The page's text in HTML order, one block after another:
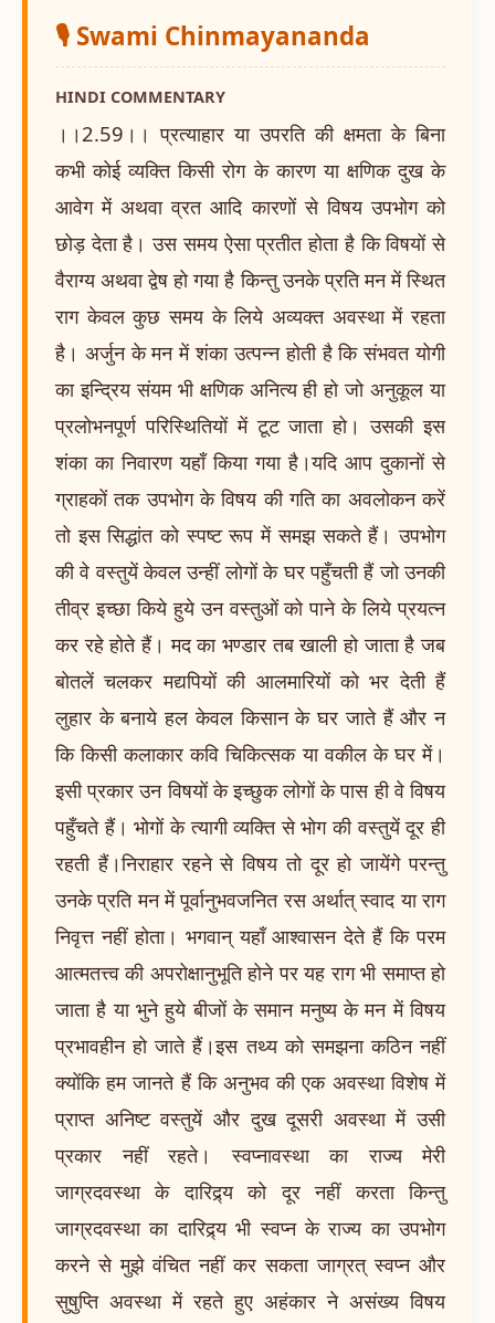
🎙️ Swami Chinmayananda
HINDI COMMENTARY
।।2.59।। प्रत्याहार या उपरति की क्षमता के बिना
कभी कोई व्यक्ति किसी रोग के कारण या क्षणिक दुख के
आवेग में अथवा व्रत आदि कारणों से विषय उपभोग को
छोड़ देता है। उस समय ऐसा प्रतीत होता है कि विषयों से
वैराग्य अथवा द्वेष हो गया है किन्तु उनके प्रति मन में स्थित
राग केवल कुछ समय के लिये अव्यक्त अवस्था में रहता
है। अर्जुन के मन में शंका उत्पन्न होती है कि संभवत योगी
का इन्द्रिय संयम भी क्षणिक अनित्य ही हो जो अनुकूल या
प्रलोभनपूर्ण परिस्थितियों में टूट जाता हो। उसकी इस
शंका का निवारण यहाँ किया गया है।यदि आप दुकानों से
ग्राहकों तक उपभोग के विषय की गति का अवलोकन करें
तो इस सिद्धांत को स्पष्ट रूप में समझ सकते हैं। उपभोग
की वे वस्तुयें केवल उन्हीं लोगों के घर पहुँचती हैं जो उनकी
तीव्र इच्छा किये हुये उन वस्तुओं को पाने के लिये प्रयत्न
कर रहे होते हैं। मद का भण्डार तब खाली हो जाता है जब
बोतलें चलकर मद्यपियों की आलमारियों को भर देती हैं
लुहार के बनाये हल केवल किसान के घर जाते हैं और न
कि किसी कलाकार कवि चिकित्सक या वकील के घर में।
इसी प्रकार उन विषयों के इच्छुक लोगों के पास ही वे विषय
पहुँचते हैं। भोगों के त्यागी व्यक्ति से भोग की वस्तुयें दूर ही
रहती हैं।निराहार रहने से विषय तो दूर हो जायेंगे परन्तु
उनके प्रति मन में पूर्वानुभवजनित रस अर्थात् स्वाद या राग
निवृत्त नहीं होता। भगवान् यहाँ आश्वासन देते हैं कि परम
आत्मतत्त्व की अपरोक्षानुभूति होने पर यह राग भी समाप्त हो
जाता है या भुने हुये बीजों के समान मनुष्य के मन में विषय
प्रभावहीन हो जाते हैं।इस तथ्य को समझना कठिन नहीं
क्योंकि हम जानते हैं कि अनुभव की एक अवस्था विशेष में
प्राप्त अनिष्ट वस्तुयें और दुख दूसरी अवस्था में उसी
प्रकार नहीं रहते। स्वप्नावस्था का राज्य मेरी
जाग्रदवस्था के दारिद्र्य को दूर नहीं करता किन्तु
जाग्रदवस्था का दारिद्र्य भी स्वप्न के राज्य का उपभोग
करने से मुझे वंचित नहीं कर सकता जाग्रत् स्वप्न और
सुषुप्ति अवस्था में रहते हुए अहंकार ने असंख्य विषय